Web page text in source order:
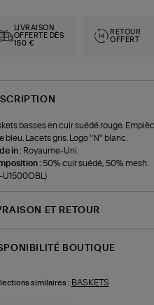
LIVRAISON
OFFERTE DÈS
150 €
RETOUR
OFFERT
basses en cuir suédé rouge.
bleu. Lacets gris. Logo "N" blanc.
in : Royaume-Uni.
:50% cuir suédé, 50% mesh.
U1500OBL)
ET RETOUR
BOUTIQUE
similaires : BASKETS